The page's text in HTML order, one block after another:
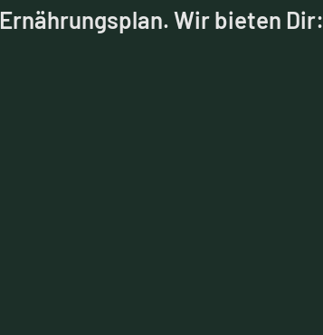
Ernährungsplan. Wir bieten Dir: